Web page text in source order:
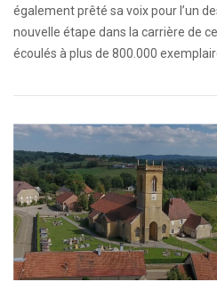
également prêté sa voix pour l’un
nouvelle étape dans la carrière de
écoulés à plus de 800.000